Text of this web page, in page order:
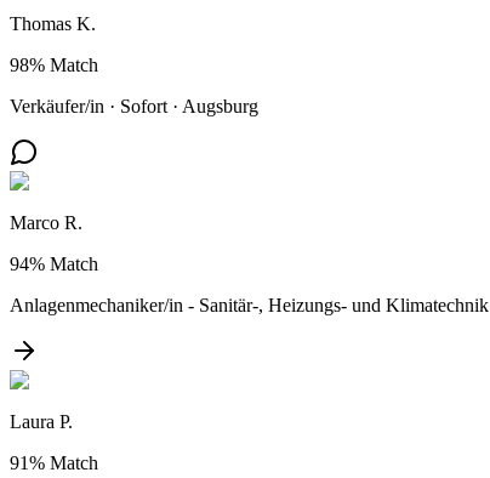
Thomas K.
98% Match
Verkäufer/in · Sofort · Augsburg
Marco R.
94% Match
Anlagenmechaniker/in - Sanitär-, Heizungs- und Klimatechnik
Laura P.
91% Match